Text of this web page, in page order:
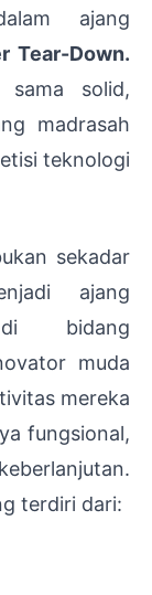
ajang
Tear-Down.
solid,
madrasah
teknologi
sekadar
ajang
di bidang
muda
mereka
fungsional,
terdiri dari: